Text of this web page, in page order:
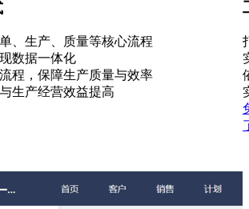
、生产、质量等核心流程
数据一体化
程，保障生产质量与效率
生产经营效益提高